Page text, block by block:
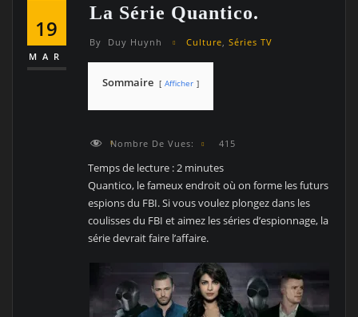
19
MAR
La Série Quantico.
By Duy Huynh Culture, Séries TV
Sommaire Afficher
Nombre De Vues: 415
Temps de lecture :2 minutes
Quantico, le fameux endroit où on forme les futurs
espions du FBI. Si vous voulez plongez dans les
coulisses du FBI et aimez les séries d’espionnage, la
série devrait faire l’affaire.